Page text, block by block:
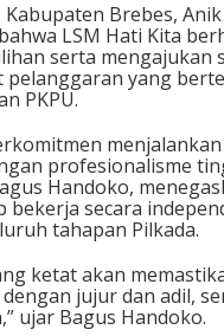
Brebes, Anik
LSM Hati Kita
serta mengajukan
pelanggaran yang
PKPU.
menjalankan
profesionalisme
Handoko,
bekerja secara
tahapan Pilkada.
ketat akan
jujur dan adil,
ujar Bagus Handoko.